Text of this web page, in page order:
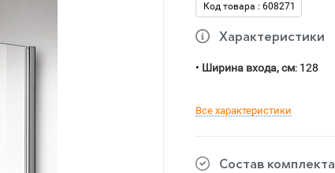
Код товара : 608271
Характеристики
• Ширина входа, см: 128
Все характеристики
Состав комплекта